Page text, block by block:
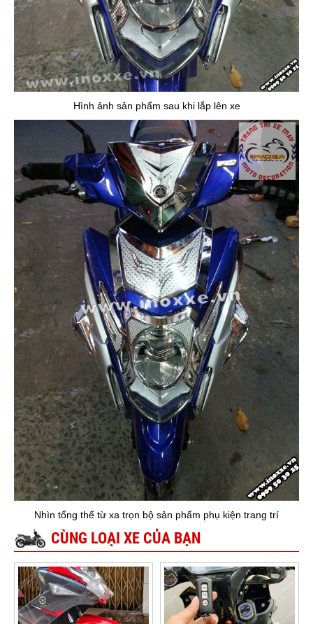
Hình ảnh sản phẩm sau khi lắp lên xe
Nhìn tổng thể từ xa trọn bộ sản phẩm phụ kiện trang trí
CÙNG LOẠI XE CỦA BẠN